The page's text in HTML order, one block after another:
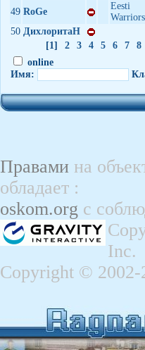
49 RoGe
Eesti
Warriors
50 ДихлоритаН
[1]
2 3 4 5 6 7
8
online
Имя:
Правами на
обладает :
oskom.org с
Inc.
Copyright ©